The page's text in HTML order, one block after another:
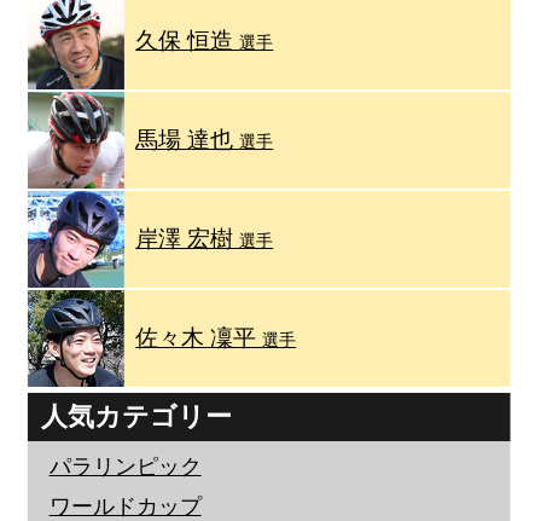
久保 恒造選手
馬場 達也選手
岸澤 宏樹選手
佐々木 凜平選手
人気カテゴリー
パラリンピック
ワールドカップ